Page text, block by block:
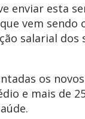
enviar esta
vem sendo
salarial dos
os
e mais de